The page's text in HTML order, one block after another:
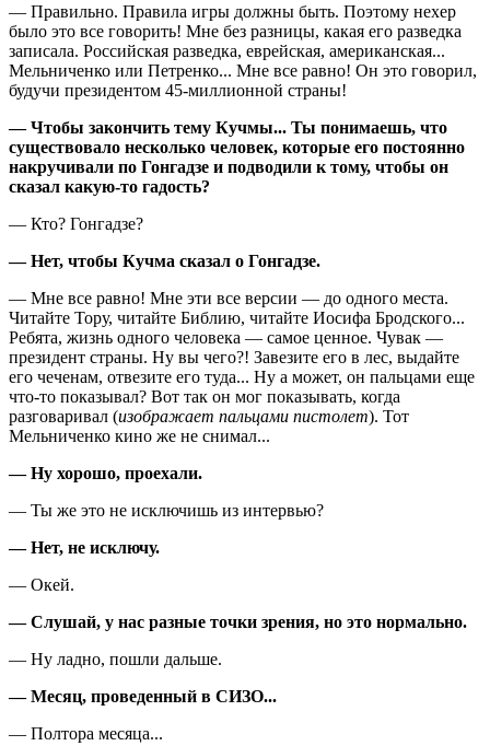
— Правильно. Правила игры должны быть. Поэтому нехер
было это все говорить! Мне без разницы, какая его разведка
записала. Российская разведка, еврейская, американская...
Мельниченко или Петренко... Мне все равно! Он это говорил,
будучи президентом 45-миллионной страны!
— Чтобы закончить тему Кучмы... Ты понимаешь, что
существовало несколько человек, которые его постоянно
накручивали по Гонгадзе и подводили к тому, чтобы он
сказал какую-то гадость?
— Кто? Гонгадзе?
— Нет, чтобы Кучма сказал о Гонгадзе.
— Мне все равно! Мне эти все версии — до одного места.
Читайте Тору, читайте Библию, читайте Иосифа Бродского...
Ребята, жизнь одного человека — самое ценное. Чувак —
президент страны. Ну вы чего?! Завезите его в лес, выдайте
его чеченам, отвезите его туда... Ну а может, он пальцами еще
что-то показывал? Вот так он мог показывать, когда
разговаривал (изображает пальцами пистолет). Тот
Мельниченко кино же не снимал...
— Ну хорошо, проехали.
— Ты же это не исключишь из интервью?
— Нет, не исключу.
— Окей.
— Слушай, у нас разные точки зрения, но это нормально.
— Ну ладно, пошли дальше.
— Месяц, проведенный в СИЗО...
— Полтора месяца...